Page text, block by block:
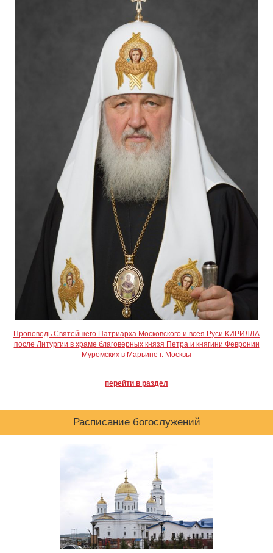
Проповедь Святейшего Патриарха Московского и всея Руси КИРИЛЛА
после Литургии в храме благоверных князя Петра и княгини Февронии
Муромских в Марьине г. Москвы
перейти в раздел
Расписание богослужений